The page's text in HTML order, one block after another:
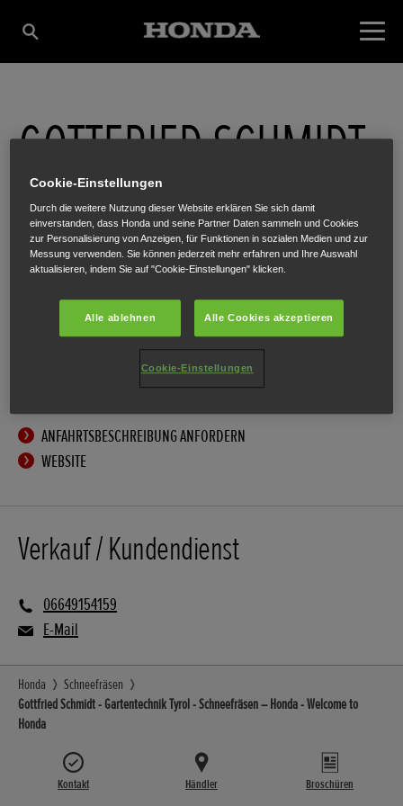
GOTTFRIED SCHMIDT
- GARTENTECHNIK
TYROL
ANFAHRTSBESCHREIBUNG ANFORDERN
WEBSITE
Verkauf / Kundendienst
06649154159
E-Mail
Honda
Schneefräsen
Gottfried Schmidt - Gartentechnik Tyrol - Schneefräsen – Honda - Welcome to
Honda
Kontakt Händler Broschüren
Cookie-Einstellungen
Durch die weitere Nutzung dieser Website erklären Sie sich damit
einverstanden, dass Honda und seine Partner Daten sammeln und Cookies
zur Personalisierung von Anzeigen, für Funktionen in sozialen Medien und zur
Messung verwenden. Sie können jederzeit mehr erfahren und Ihre Auswahl
aktualisieren, indem Sie auf "Cookie-Einstellungen" klicken.
Alle ablehnen Alle Cookies akzeptieren
Cookie-Einstellungen